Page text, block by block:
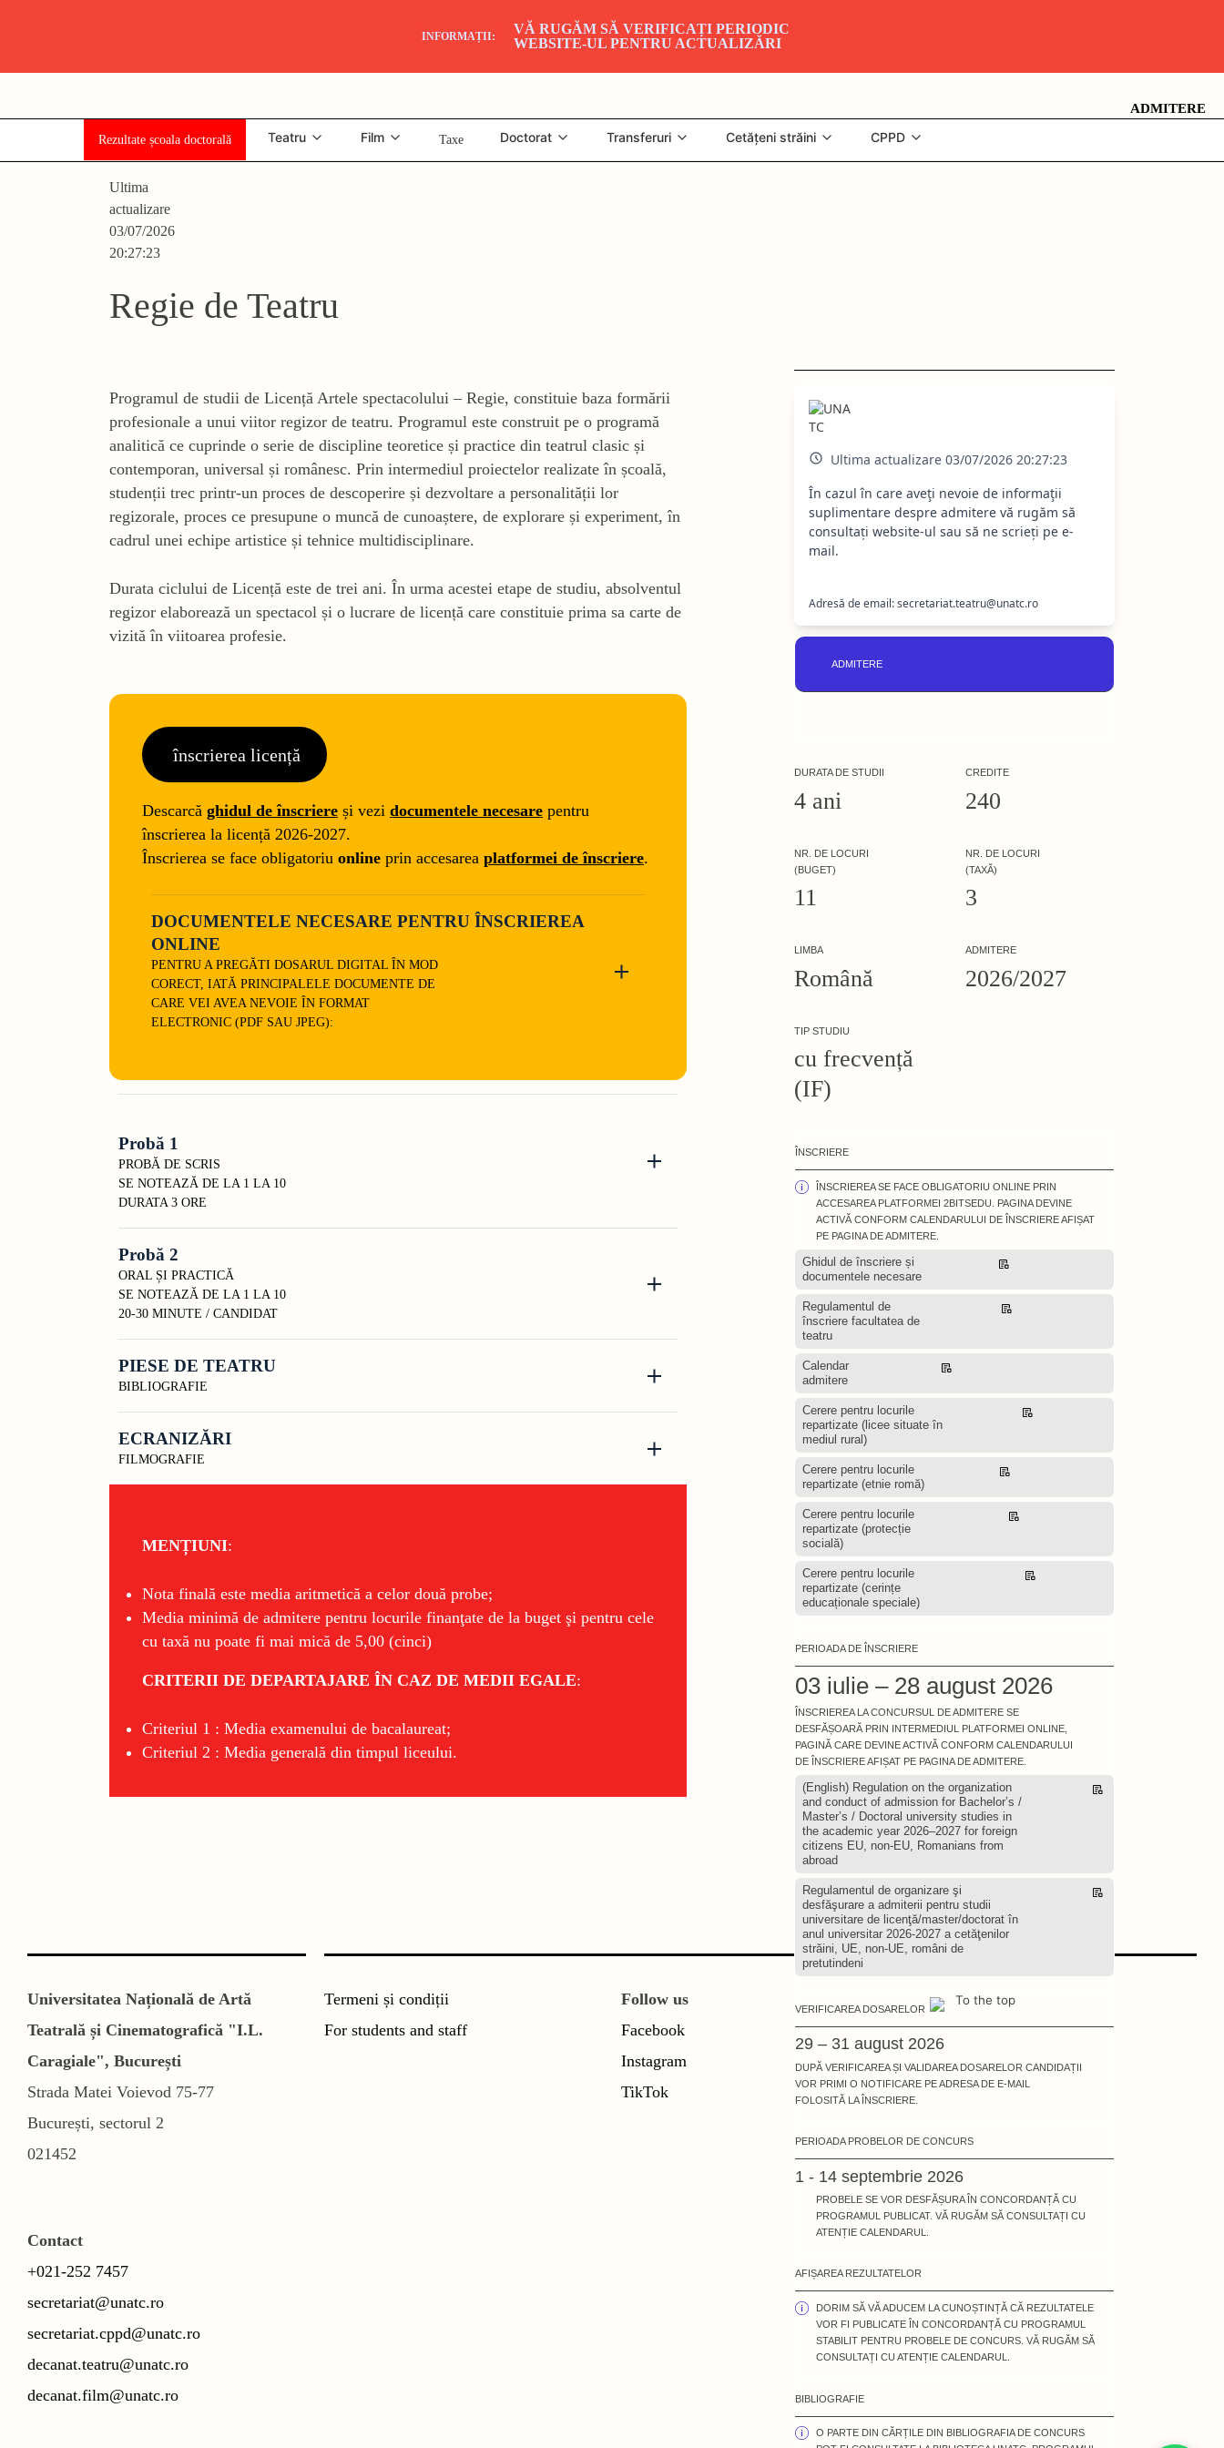
INFORMAȚII:
VĂ RUGĂM SĂ VERIFICAȚI PERIODIC
WEBSITE-UL PENTRU ACTUALIZĂRI
ADMITERE
Rezultate școala doctorală Teatru Film Taxe Doctorat Transferuri Cetățeni străini CPPD
Ultima
actualizare
03/07/2026
20:27:23
Regie de Teatru
Ultima actualizare 03/07/2026 20:27:23
În cazul în care aveţi nevoie de informaţii
suplimentare despre admitere vă rugăm să
consultați website-ul sau să ne scrieți pe e-
mail.
Adresă de email: secretariat.teatru@unatc.ro
ADMITERE
DURATA DE STUDII
4 ani
CREDITE
240
NR. DE LOCURI
(BUGET)
11
NR. DE LOCURI
(TAXĂ)
3
LIMBA
Română
ADMITERE
2026/2027
TIP STUDIU
cu frecvență
(IF)
ÎNSCRIERE
ÎNSCRIEREA SE FACE OBLIGATORIU ONLINE PRIN
ACCESAREA PLATFORMEI 2BITSEDU. PAGINA DEVINE
ACTIVĂ CONFORM CALENDARULUI DE ÎNSCRIERE AFIȘAT
PE PAGINA DE ADMITERE.
Ghidul de înscriere și
documentele necesare
Regulamentul de
înscriere facultatea de
teatru
Calendar
admitere
Cerere pentru locurile
repartizate (licee situate în
mediul rural)
Cerere pentru locurile
repartizate (etnie romă)
Cerere pentru locurile
repartizate (protecție
socială)
Cerere pentru locurile
repartizate (cerințe
educaționale speciale)
PERIOADA DE ÎNSCRIERE
03 iulie – 28 august 2026
ÎNSCRIEREA LA CONCURSUL DE ADMITERE SE
DESFĂȘOARĂ PRIN INTERMEDIUL PLATFORMEI ONLINE,
PAGINĂ CARE DEVINE ACTIVĂ CONFORM CALENDARULUI
DE ÎNSCRIERE AFIȘAT PE PAGINA DE ADMITERE.
(English) Regulation on the organization
and conduct of admission for Bachelor’s /
Master’s / Doctoral university studies in
the academic year 2026–2027 for foreign
citizens EU, non-EU, Romanians from
abroad
Regulamentul de organizare şi
desfăşurare a admiterii pentru studii
universitare de licenţă/master/doctorat în
anul universitar 2026-2027 a cetăţenilor
străini, UE, non-UE, români de
pretutindeni
VERIFICAREA DOSARELOR
29 – 31 august 2026
DUPĂ VERIFICAREA ȘI VALIDAREA DOSARELOR CANDIDAȚII
VOR PRIMI O NOTIFICARE PE ADRESA DE E-MAIL
FOLOSITĂ LA ÎNSCRIERE.
PERIOADA PROBELOR DE CONCURS
1 - 14 septembrie 2026
PROBELE SE VOR DESFĂȘURA ÎN CONCORDANȚĂ CU
PROGRAMUL PUBLICAT. VĂ RUGĂM SĂ CONSULTAȚI CU
ATENȚIE CALENDARUL.
AFIȘAREA REZULTATELOR
DORIM SĂ VĂ ADUCEM LA CUNOȘTINȚĂ CĂ REZULTATELE
VOR FI PUBLICATE ÎN CONCORDANȚĂ CU PROGRAMUL
STABILIT PENTRU PROBELE DE CONCURS. VĂ RUGĂM SĂ
CONSULTAȚI CU ATENȚIE CALENDARUL.
BIBLIOGRAFIE
O PARTE DIN CĂRȚILE DIN BIBLIOGRAFIA DE CONCURS
Programul de studii de Licență Artele spectacolului – Regie, constituie baza formării
profesionale a unui viitor regizor de teatru. Programul este construit pe o programă
analitică ce cuprinde o serie de discipline teoretice și practice din teatrul clasic și
contemporan, universal și românesc. Prin intermediul proiectelor realizate în școală,
studenții trec printr-un proces de descoperire și dezvoltare a personalității lor
regizorale, proces ce presupune o muncă de cunoaștere, de explorare și experiment, în
cadrul unei echipe artistice și tehnice multidisciplinare.
Durata ciclului de Licență este de trei ani. În urma acestei etape de studiu, absolventul
regizor elaborează un spectacol și o lucrare de licență care constituie prima sa carte de
vizită în viitoarea profesie.
înscrierea licență
Descarcă ghidul de înscriere și vezi documentele necesare pentru
înscrierea la licență 2026-2027.
Înscrierea se face obligatoriu online prin accesarea platformei de înscriere.
DOCUMENTELE NECESARE PENTRU ÎNSCRIEREA
ONLINE
PENTRU A PREGĂTI DOSARUL DIGITAL ÎN MOD
CORECT, IATĂ PRINCIPALELE DOCUMENTE DE
CARE VEI AVEA NEVOIE ÎN FORMAT
ELECTRONIC (PDF SAU JPEG):
Probă 1
PROBĂ DE SCRIS
SE NOTEAZĂ DE LA 1 LA 10
DURATA 3 ORE
Probă 2
ORAL ȘI PRACTICĂ
SE NOTEAZĂ DE LA 1 LA 10
20-30 MINUTE / CANDIDAT
PIESE DE TEATRU
BIBLIOGRAFIE
ECRANIZĂRI
FILMOGRAFIE
MENȚIUNI:
Nota finală este media aritmetică a celor două probe;
Media minimă de admitere pentru locurile finanţate de la buget şi pentru cele
cu taxă nu poate fi mai mică de 5,00 (cinci)
CRITERII DE DEPARTAJARE ÎN CAZ DE MEDII EGALE:
Criteriul 1 : Media examenului de bacalaureat;
Criteriul 2 : Media generală din timpul liceului.
Universitatea Națională de Artă
Teatrală și Cinematografică "I.L.
Caragiale", București
Strada Matei Voievod 75-77
București, sectorul 2
021452
Contact
+021-252 7457
secretariat@unatc.ro
secretariat.cppd@unatc.ro
decanat.teatru@unatc.ro
decanat.film@unatc.ro
Termeni și condiții
For students and staff
Follow us
Facebook
Instagram
TikTok
To the top